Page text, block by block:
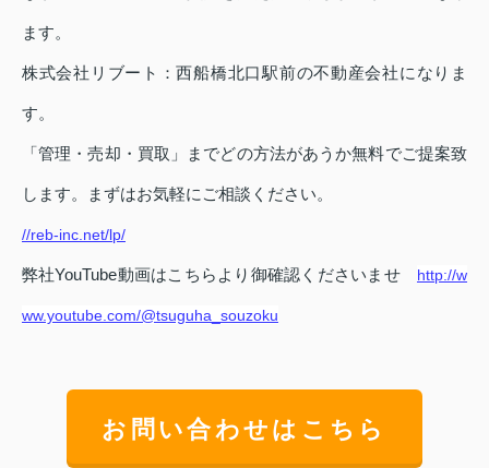
ます。
株式会社リブート：西船橋北口駅前の不動産会社になりま
す。
「管理・売却・買取」までどの方法があうか無料でご提案致
します。まずはお気軽にご相談ください。
//reb-inc.net/lp/
弊社YouTube動画はこちらより御確認くださいませ http://w
ww.youtube.com/@tsuguha_souzoku
お問い合わせはこちら